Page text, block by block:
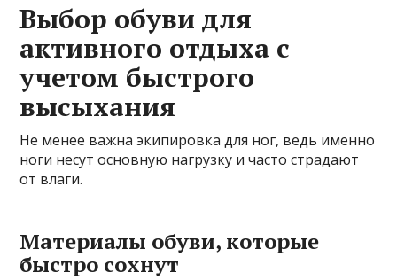
Выбор обуви для
активного отдыха с
учетом быстрого
высыхания
Не менее важна экипировка для ног, ведь именно
ноги несут основную нагрузку и часто страдают
от влаги.
Материалы обуви, которые
быстро сохнут